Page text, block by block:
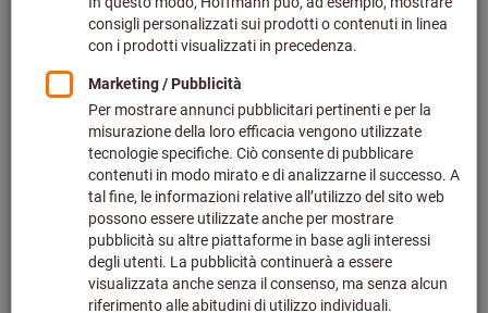
Inserto per fresa per filettatura
interna a 60° HB7720
Codice art.: 218122
Disponibile
3 varianti
24,92 €
più IVA all’aliquota corrente
Prezzo più
spese di spedizione